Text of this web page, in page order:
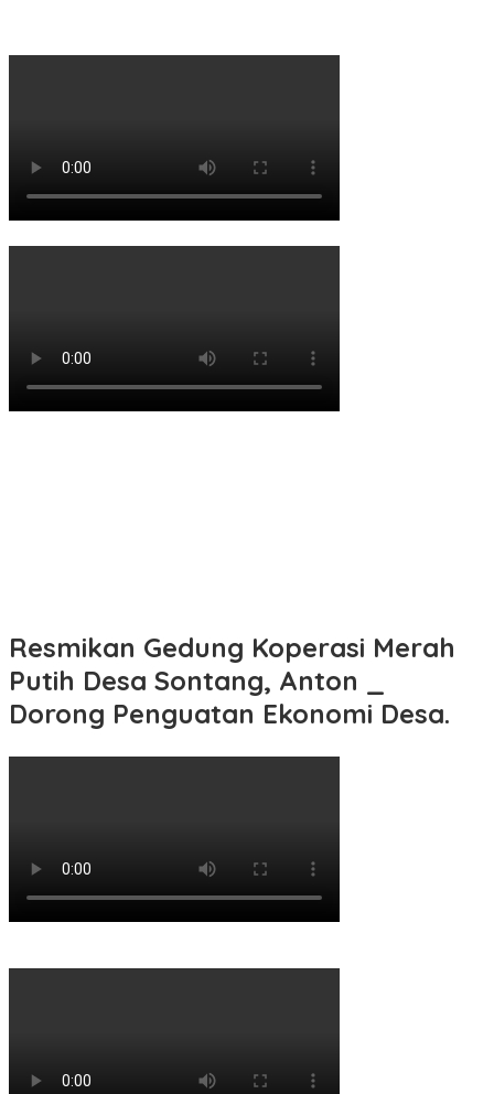
Resmikan Gedung Koperasi Merah
Putih Desa Sontang, Anton _
Dorong Penguatan Ekonomi Desa.